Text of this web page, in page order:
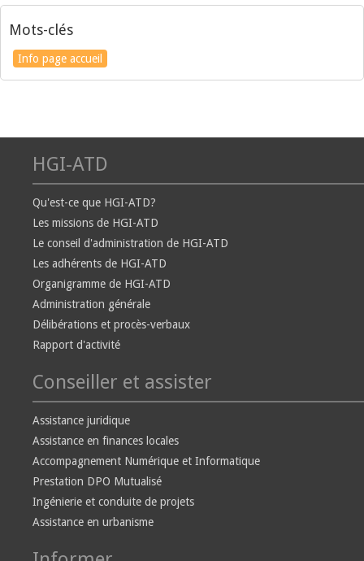
Mots-clés
Info page accueil
HGI-ATD
Qu'est-ce que HGI-ATD?
Les missions de HGI-ATD
Le conseil d'administration de HGI-ATD
Les adhérents de HGI-ATD
Organigramme de HGI-ATD
Administration générale
Délibérations et procès-verbaux
Rapport d'activité
Conseiller et assister
Assistance juridique
Assistance en finances locales
Accompagnement Numérique et Informatique
Prestation DPO Mutualisé
Ingénierie et conduite de projets
Assistance en urbanisme